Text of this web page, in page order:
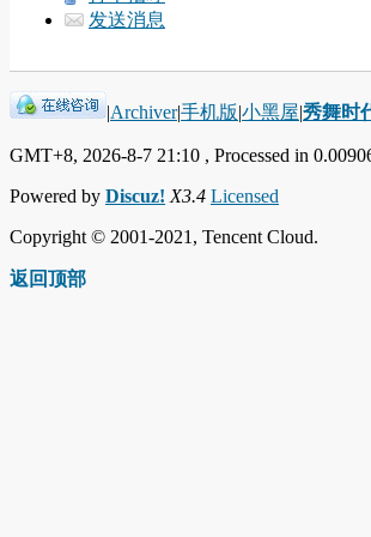
发送消息
|Archiver|手机版|小黑屋|秀舞时
GMT+8, 2026-8-7 21:10 , Processed in
Powered by Discuz! X3.4 Licensed
Copyright © 2001-2021, Tencent Cloud.
返回顶部